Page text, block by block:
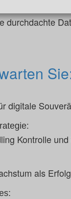
IT-
durchdachte
digitale
Kontrolle
als